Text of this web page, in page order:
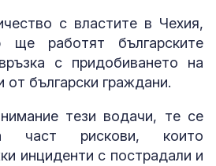
с властите в Чехия,
работят българските
с придобиването на
български граждани.
тези водачи, те се
част рискови, които
инциденти с пострадали и